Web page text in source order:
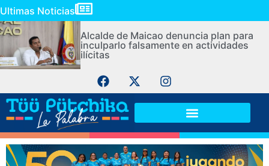
Ultimas Noticias
Alcalde de Maicao denuncia plan para
inculparlo falsamente en actividades
ilícitas